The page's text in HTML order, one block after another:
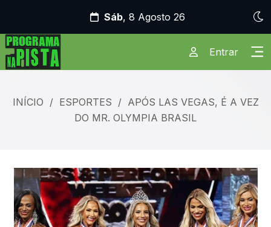
Sáb, 8 Agosto 26
Entrar
INÍCIO / ESPORTES / APÓS LAS VEGAS, É A VEZ
DO MR. OLYMPIA BRASIL